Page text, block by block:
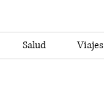
Salud Viajes